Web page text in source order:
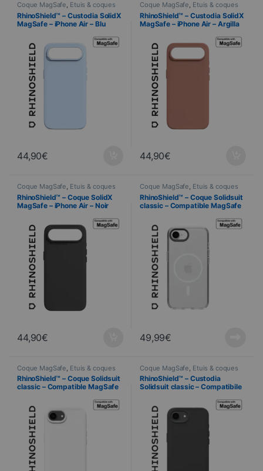
Coque MagSafe, Étuis & coques
smartphones, Cellulare
RhinoShield,Telefonia
RhinoShield™ – Custodia SolidX
MagSafe – iPhone Air – Blu
44,90€
Coque MagSafe, Étuis & coques
smartphones, Cellulare
RhinoShield,Telefonia
RhinoShield™ – Custodia SolidX
MagSafe – iPhone Air – Argilla
44,90€
Coque MagSafe, Étuis & coques
smartphones, Cellulare
RhinoShield,Telefonia
RhinoShield™ – Coque SolidX
MagSafe – iPhone Air – Noir
44,90€
Coque MagSafe, Étuis & coques
smartphones, Cellulare
RhinoShield,Telefonia
RhinoShield™ – Coque Solidsuit
classic – Compatible MagSafe
49,99€
Coque MagSafe Étuis & coques
smartphones, Cellulare
RhinoShield,Telefonia
RhinoShield™ – Coque Solidsuit
classic – Compatible MagSafe
Coque MagSafe Étuis & coques
smartphones, Cellulare
RhinoShield,Telefonia
RhinoShield™ – Custodia
Solidsuit classic – Compatibile